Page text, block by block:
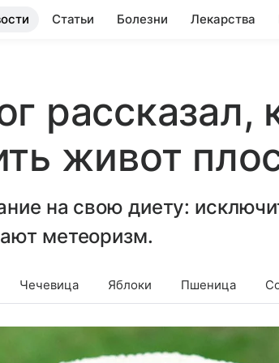
Статьи Болезни Лекарства
рассказал,
живот
на свою диету:
метеоризм.
Чечевица Яблоки Пшеница